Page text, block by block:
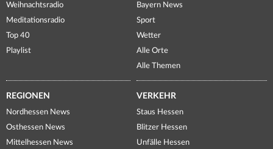
Weihnachtsradio
Meditationsradio
Top 40
Playlist
Bayern News
Sport
Wetter
Alle Orte
Alle Themen
REGIONEN
Nordhessen News
Osthessen News
Mittelhessen News
VERKEHR
Staus Hessen
Blitzer Hessen
Unfälle Hessen